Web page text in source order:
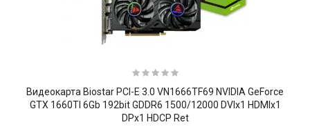
Видеокарта Biostar PCI-E 3.0 VN1666TF69 NVIDIA GeForce
GTX 1660TI 6Gb 192bit GDDR6 1500/12000 DVIx1 HDMIx1
DPx1 HDCP Ret